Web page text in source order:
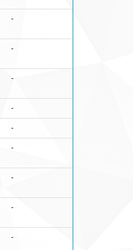
-
-
-
-
-
-
-
-
-